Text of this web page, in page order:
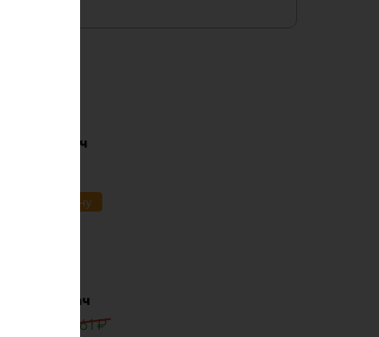
36в 170ач
В корзину
12в 30ач
13861₽